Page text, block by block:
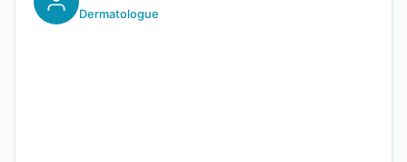
Dermatologue